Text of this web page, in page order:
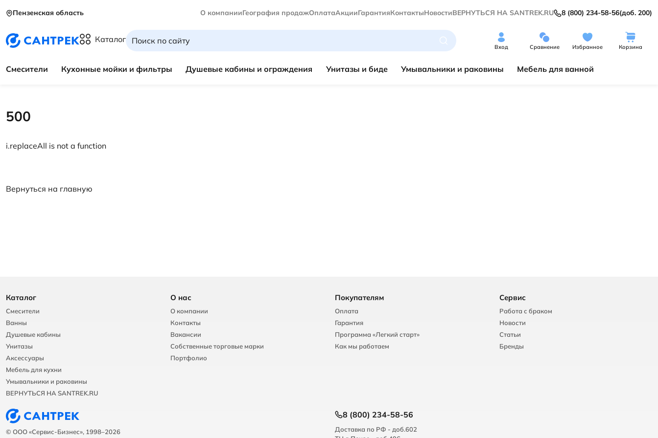
Пензенская область О компанииГеография продажОплатаАкцииГарантияКонтактыНовостиВЕРНУТЬСЯ НА SANTREK.RU 8 (800) 234-58-56(доб. 200)
Каталог
Вход Сравнение Избранное Корзина
Смесители Кухонные мойки и фильтры Душевые кабины и ограждения Унитазы и биде Умывальники и раковины Мебель для ванной
500
i.replaceAll is not a function
Вернуться на главную
© ООО «Сервис-Бизнес», 1998–2026
Каталог
Смесители
Ванны
Душевые кабины
Унитазы
Аксессуары
Мебель для кухни
Умывальники и раковины
ВЕРНУТЬСЯ НА SANTREK.RU
О нас
О компании
Контакты
Вакансии
Собственные торговые марки
Портфолио
Покупателям
Оплата
Гарантия
Программа «Легкий старт»
Как мы работаем
Сервис
Работа с браком
Новости
Статьи
Бренды
8 (800) 234-58-56
Доставка по РФ - доб.602